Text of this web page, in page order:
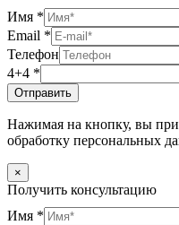
Имя *
Email *
Телефон
4+4 *
Отправить
Нажимая на кнопку, вы
обработку персональных
×
Получить консультацию
Имя *